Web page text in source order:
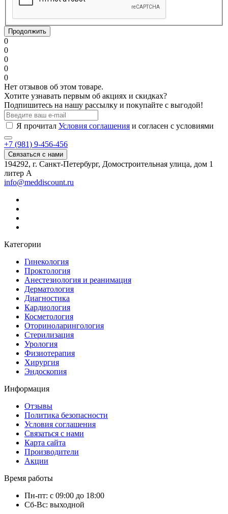
Продолжить
0
0
0
0
0
Нет отзывов об этом товаре.
Хотите узнавать первым об акциях и скидках?
Подпишитесь на нашу рассылку и покупайте с выгодой!
Я прочитал Условия соглашения и согласен с условиями
+7 (981) 9-456-456
Связаться с нами
194292, г. Санкт-Петербург, Домостроительная улица, дом 1
литер А
info@meddiscount.ru
Категории
Гинекология
Проктология
Анестезиология и реанимация
Дерматология
Диагностика
Кардиология
Косметология
Оториноларингология
Стерилизация
Урология
Физиотерапия
Хирургия
Эндоскопия
Информация
Отзывы
Политика безопасности
Условия соглашения
Связаться с нами
Карта сайта
Производители
Акции
Время работы
Пн-пт: с 09:00 до 18:00
Сб-Вс: выходной